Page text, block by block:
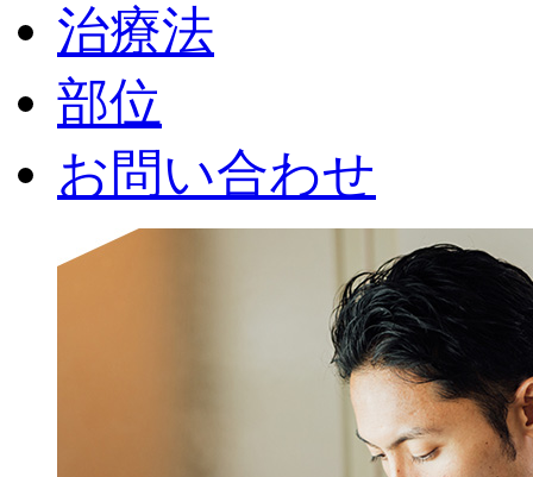
治療法
部位
お問い合わせ